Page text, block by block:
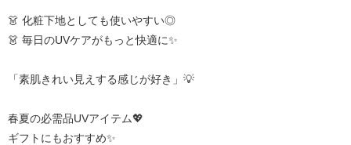
👗 化粧下地としても使いやすい◎
👗 毎日のUVケアがもっと快適に✨
「素肌きれい見えする感じが好き」💡
春夏の必需品UVアイテム💖
ギフトにもおすすめ✨